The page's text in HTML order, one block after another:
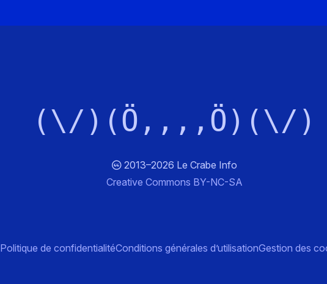
(\/)(Ö,,,,Ö)(\/)
2013–2026 Le Crabe Info
Creative Commons BY-NC-SA
Politique de confidentialitéConditions générales d’utilisationGestion des